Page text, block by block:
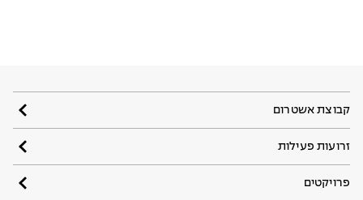
קבוצת אשטרום
זרועות פעילות
פרויקטים